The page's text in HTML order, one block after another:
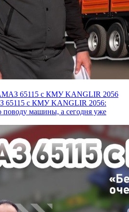
65115 с КМУ KANGLIR 2056
65115 с КМУ KANGLIR 2056:
поводу машины, а сегодня уже